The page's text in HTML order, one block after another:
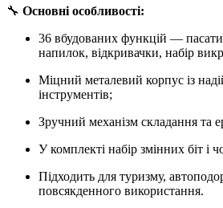
🔧 Основні особливості:
36 вбудованих функцій —
напилок, відкривачки, набір
Міцний металевий корпус із
інструментів;
Зручний механізм складання та
У комплекті набір змінних біт і
Підходить для туризму,
повсякденного використання.